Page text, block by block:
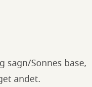
sagn/Sonnes base,
andet.